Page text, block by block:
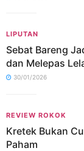
LIPUTAN
Sebat Bareng
dan Melepas
30/01/2026
REVIEW ROKOK
Kretek Bukan
Paham